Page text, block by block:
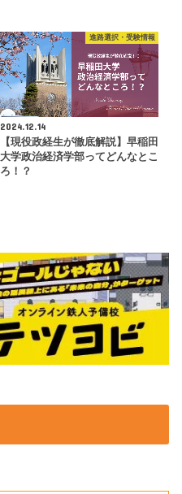
進路選択・受験情報
2024.12.14
【現役政経生が徹底解説】早稲田
大学政治経済学部ってどんなとこ
ろ！？